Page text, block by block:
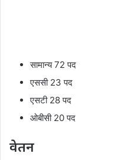
सामान्य 72 पद
एससी 23 पद
एसटी 28 पद
ओबीसी 20 पद
वेतन